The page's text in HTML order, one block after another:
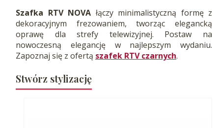
Szafka RTV NOVA łączy minimalistyczną formę z
dekoracyjnym frezowaniem, tworząc elegancką
oprawę dla strefy telewizyjnej. Postaw na
nowoczesną elegancję w najlepszym wydaniu.
Zapoznaj się z ofertą szafek RTV czarnych.
Stwórz stylizację